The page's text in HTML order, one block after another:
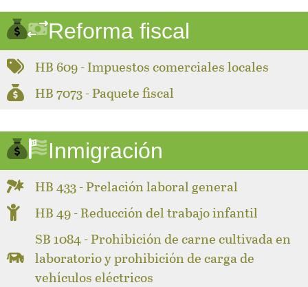
Reforma fiscal
HB 609 - Impuestos comerciales locales
HB 7073 - Paquete fiscal
Inmigración
HB 433 - Prelación laboral general
HB 49 - Reducción del trabajo infantil
SB 1084 - Prohibición de carne cultivada en
laboratorio y prohibición de carga de
vehículos eléctricos